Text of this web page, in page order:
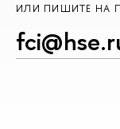
ИЛИ ПИШИТЕ НА